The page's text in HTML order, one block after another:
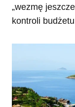
„wezmę
kontroli